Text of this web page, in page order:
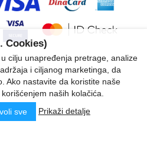
Cookies)
cilju unapređenja pretrage, analize
i ciljanog marketinga, da
Ako nastavite da koristite naše
naših kolačića.
sve Prikaži detalje